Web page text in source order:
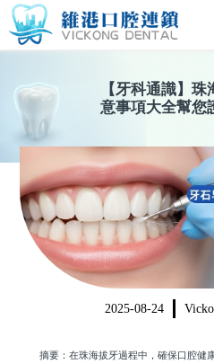
【 牙科通識】 珠
意事項大全幫您
2025-08-24
摘要：在珠海拔牙過程中，確保口腔健康